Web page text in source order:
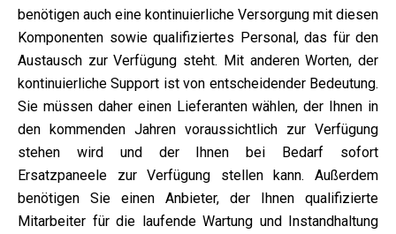
benötigen auch eine kontinuierliche Versorgung mit diesen
Komponenten sowie qualifiziertes Personal, das für den
Austausch zur Verfügung steht. Mit anderen Worten, der
kontinuierliche Support ist von entscheidender Bedeutung.
Sie müssen daher einen Lieferanten wählen, der Ihnen in
den kommenden Jahren voraussichtlich zur Verfügung
stehen wird und der Ihnen bei Bedarf sofort
Ersatzpaneele zur Verfügung stellen kann. Außerdem
benötigen Sie einen Anbieter, der Ihnen qualifizierte
Mitarbeiter für die laufende Wartung und Instandhaltung